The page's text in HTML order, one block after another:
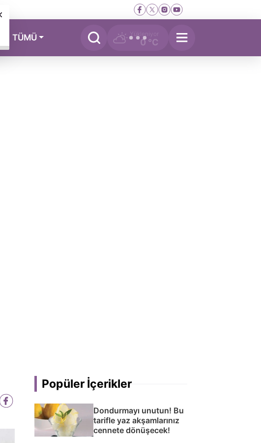
TÜMÜ Yükleniyor
0 °C
Popüler İçerikler
Dondurmayı unutun! Bu
tarifle yaz akşamlarınız
cennete dönüşecek!